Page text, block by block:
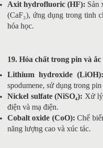
Axit hydrofluoric (HF): Sản
(CaF₂), ứng dụng trong tinh
hóa học.
19. Hóa chất trong pin và
Lithium hydroxide (LiOH):
spodumene, sử dụng trong
Nickel sulfate (NiSO₄): Xử lý
điện và mạ điện.
Cobalt oxide (CoO): Chế
năng lượng cao và xúc tác.